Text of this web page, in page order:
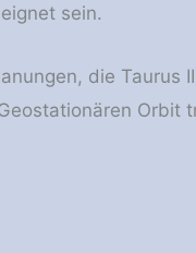
sein.
die Taurus
Orbit